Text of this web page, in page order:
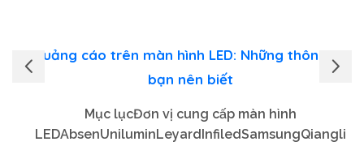
Quảng cáo trên màn hình LED: Những thông tin
bạn nên biết
Mục lụcĐơn vị cung cấp màn hình
LEDAbsenUniluminLeyardInfiledSamsungQiangli